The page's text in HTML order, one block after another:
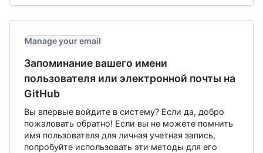
Manage your email
Запоминание вашего имени
пользователя или электронной почты на
GitHub
Вы впервые войдите в систему? Если да, добро
пожаловать обратно! Если вы не можете помнить
имя пользователя для личная учетная запись,
попробуйте использовать эти методы для его